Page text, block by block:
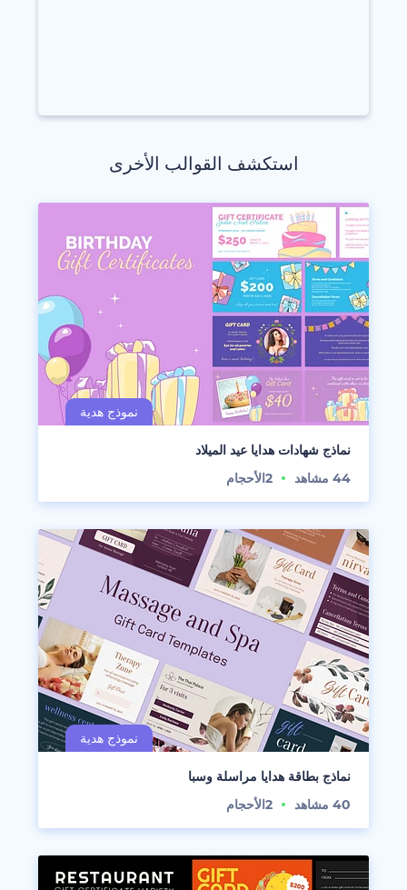
استكشف القوالب الأخرى
نماذج شهادات هدايا عيد الميلاد
44 مشاهد 2الأحجام
نماذج بطاقة هدايا مراسلة وسبا
40 مشاهد 2الأحجام